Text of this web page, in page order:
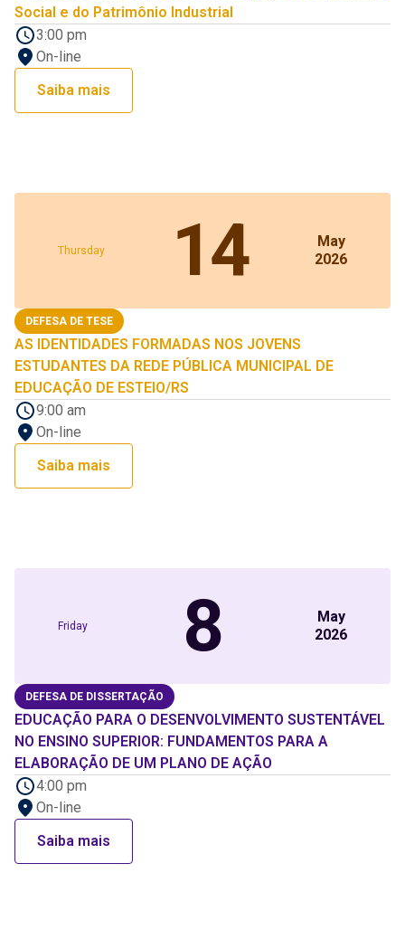
Social e do Patrimônio Industrial
3:00 pm
On-line
Saiba mais
Thursday 14
May
2026
DEFESA DE TESE
AS IDENTIDADES FORMADAS NOS JOVENS
ESTUDANTES DA REDE PÚBLICA MUNICIPAL DE
EDUCAÇÃO DE ESTEIO/RS
9:00 am
On-line
Saiba mais
Friday 8
May
2026
DEFESA DE DISSERTAÇÃO
EDUCAÇÃO PARA O DESENVOLVIMENTO SUSTENTÁVEL
NO ENSINO SUPERIOR: FUNDAMENTOS PARA A
ELABORAÇÃO DE UM PLANO DE AÇÃO
4:00 pm
On-line
Saiba mais